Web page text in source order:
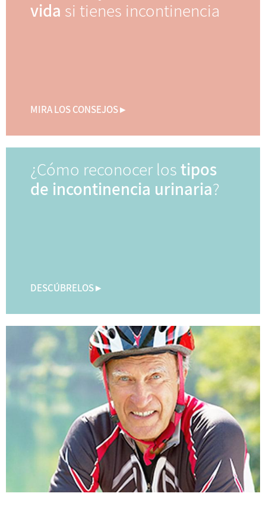
vida si tienes incontinencia
MIRA LOS CONSEJOS ▸
¿Cómo reconocer lostipos
de incontinencia urinaria?
DESCÚBRELOS ▸